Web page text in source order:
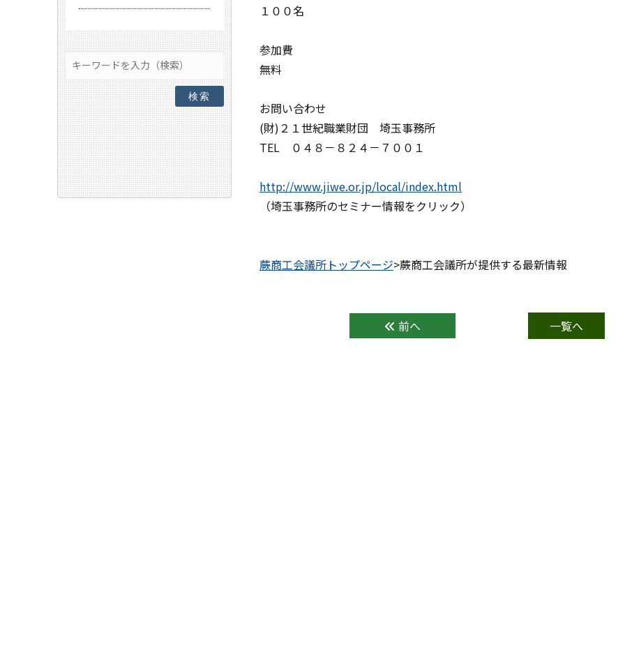
検索
１００名
参加費
無料
お問い合わせ
(財)２１世紀職業財団 埼玉事務所
TEL ０４８－８２４－７００１
http://www.jiwe.or.jp/local/index.html
（埼玉事務所のセミナー情報をクリック）
蕨商工会議所トップページ>蕨商工会議所が提供する最新情報
前へ 一覧へ